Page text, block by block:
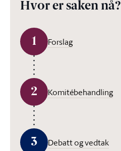
Hvor er saken nå?
1 Forslag
2 Komitébehandling
3 Debatt og vedtak